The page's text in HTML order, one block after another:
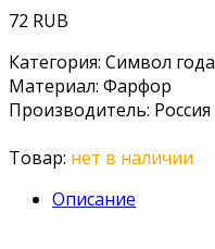
72 RUB
Категория: Символ года
Материал: Фарфор
Производитель: Россия
Товар: нет в наличии
Описание